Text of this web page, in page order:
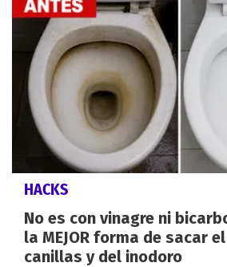
HACKS
No es con vinagre ni
la MEJOR forma de sacar
canillas y del inodoro